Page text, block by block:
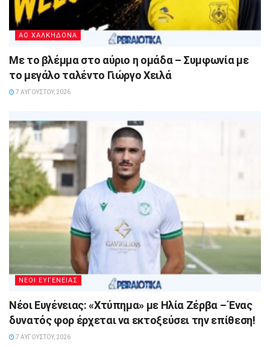
ΑΟ ΧΑΛΚΗΔΟΝΑ
Με το βλέμμα στο αύριο η ομάδα – Συμφωνία με
το μεγάλο ταλέντο Γιώργο Χειλά
7 ΑΥΓΟΎΣΤΟΥ, 2026
ΝΕΟΙ ΕΥΓΕΝΕΙΑΣ
Νέοι Ευγένειας: «Χτύπημα» με Ηλία Ζέρβα – Ένας
δυνατός φορ έρχεται να εκτοξεύσει την επίθεση!
7 ΑΥΓΟΎΣΤΟΥ, 2026